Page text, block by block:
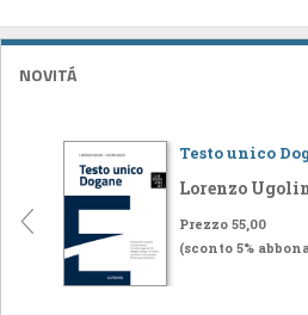
NOVITÁ
Testo unico
Lorenzo
Prezzo 55,00
(sconto 5%